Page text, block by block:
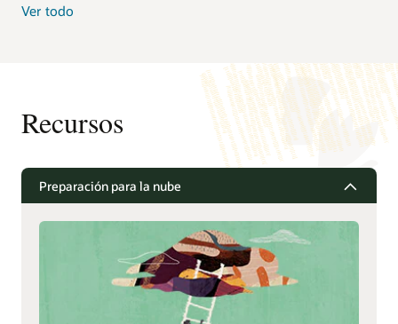
Ver todo
Recursos
Preparación para la nube